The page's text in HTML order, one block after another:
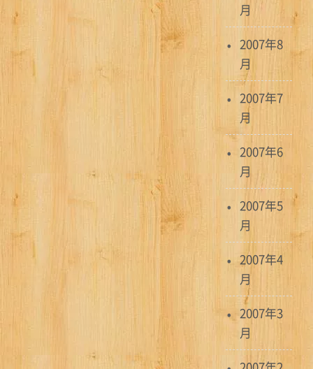
月
2007年8
月
2007年7
月
2007年6
月
2007年5
月
2007年4
月
2007年3
月